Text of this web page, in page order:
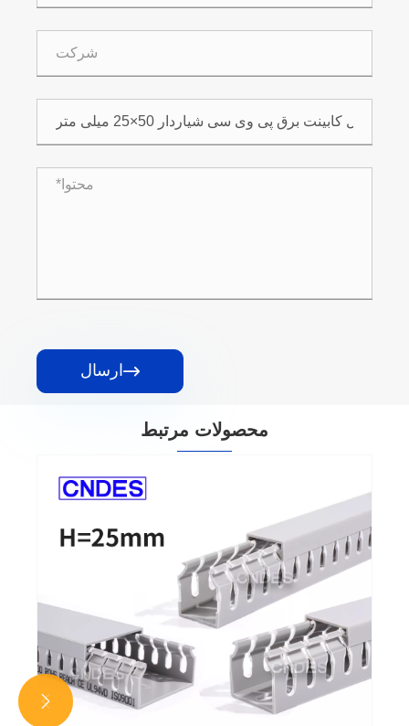
ارسال
محصولات مرتبط

